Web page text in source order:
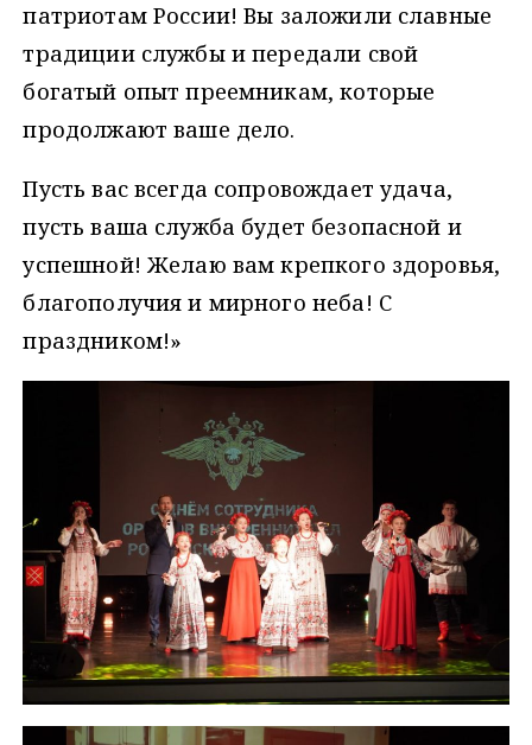
патриотам России! Вы заложили славные
традиции службы и передали свой
богатый опыт преемникам, которые
продолжают ваше дело.
Пусть вас всегда сопровождает удача,
пусть ваша служба будет безопасной и
успешной! Желаю вам крепкого здоровья,
благополучия и мирного неба! С
праздником!»